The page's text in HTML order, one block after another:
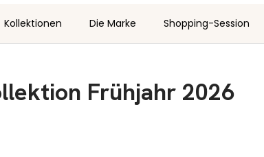
Kollektionen Die Marke Shopping-Session
Frühjahr 2026